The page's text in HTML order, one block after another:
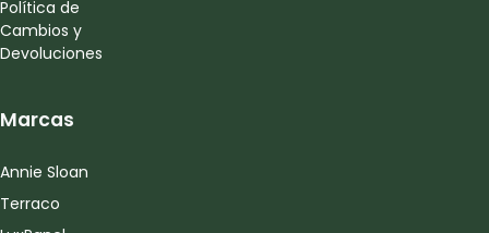
Política de
Cambios y
Devoluciones
Marcas
Annie Sloan
Terraco